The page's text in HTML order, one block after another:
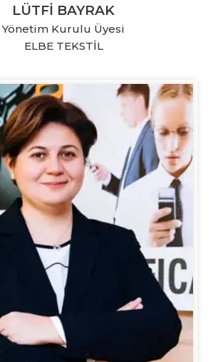
LÜTFİ BAYRAK
Yönetim Kurulu Üyesi
ELBE TEKSTİL